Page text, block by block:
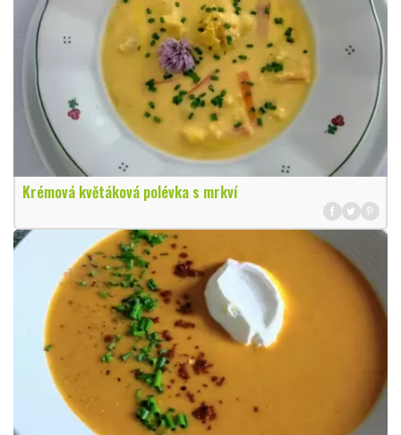
Krémová květáková polévka s mrkví